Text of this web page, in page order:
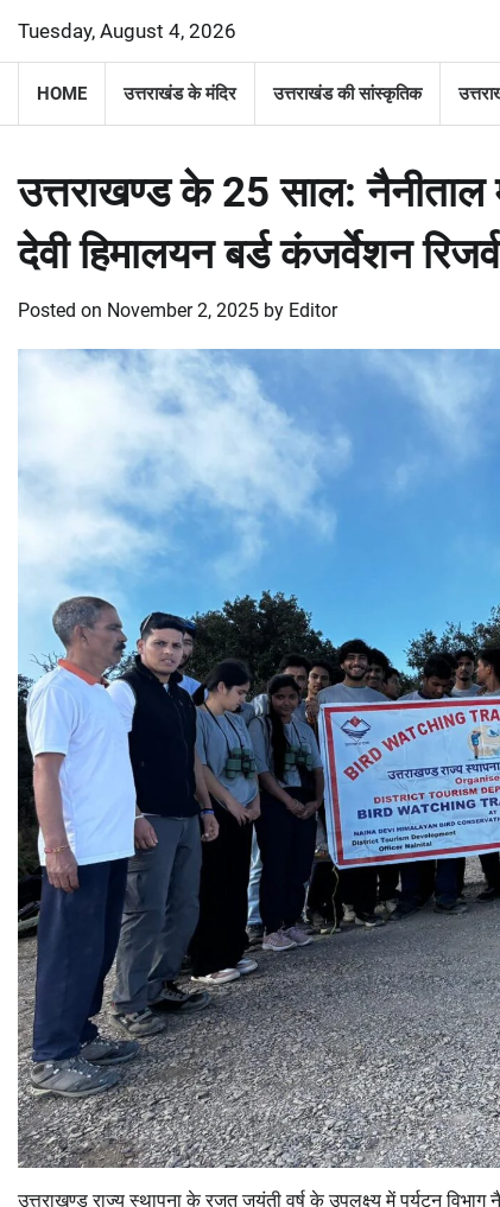
content
Tuesday, August 4, 2026
HOME उत्तराखंड के मंदिर उत्तराखंड की सांस्कृतिक
उत्तराखण्ड के 25 साल: नैनीताल
देवी हिमालयन बर्ड कंजर्वेशन
Posted on November 2, 2025 by Editor
उत्तराखण्ड राज्य स्थापना के रजत जयंती वर्ष के उपलक्ष्य में पर्यटन विभाग